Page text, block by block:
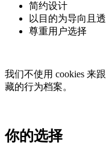
简约设计
以目的为导向且
尊重用户选择
我们不使用 cookies 来
藏的行为档案。
你的选择